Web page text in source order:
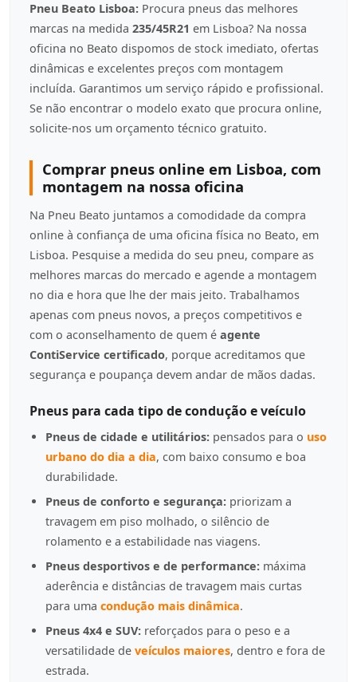
Pneu Beato Lisboa: Procura pneus das melhores
marcas na medida 235/45R21 em Lisboa? Na nossa
oficina no Beato dispomos de stock imediato, ofertas
dinâmicas e excelentes preços com montagem
incluída. Garantimos um serviço rápido e profissional.
Se não encontrar o modelo exato que procura online,
solicite-nos um orçamento técnico gratuito.
Comprar pneus online em Lisboa, com
montagem na nossa oficina
Na Pneu Beato juntamos a comodidade da compra
online à confiança de uma oficina física no Beato, em
Lisboa. Pesquise a medida do seu pneu, compare as
melhores marcas do mercado e agende a montagem
no dia e hora que lhe der mais jeito. Trabalhamos
apenas com pneus novos, a preços competitivos e
com o aconselhamento de quem é agente
ContiService certificado, porque acreditamos que
segurança e poupança devem andar de mãos dadas.
Pneus para cada tipo de condução e veículo
Pneus de cidade e utilitários: pensados para o uso
urbano do dia a dia, com baixo consumo e boa
durabilidade.
Pneus de conforto e segurança: priorizam a
travagem em piso molhado, o silêncio de
rolamento e a estabilidade nas viagens.
Pneus desportivos e de performance: máxima
aderência e distâncias de travagem mais curtas
para uma condução mais dinâmica.
Pneus 4x4 e SUV: reforçados para o peso e a
versatilidade de veículos maiores, dentro e fora de
estrada.